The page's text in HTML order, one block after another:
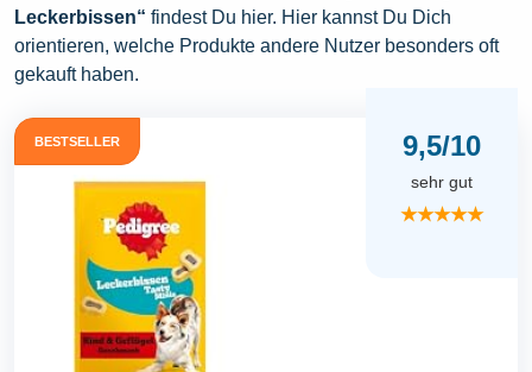
Leckerbissen“ findest Du hier. Hier kannst Du Dich
orientieren, welche Produkte andere Nutzer besonders oft
gekauft haben.
BESTSELLER 9,5/10
sehr gut
★★★★★